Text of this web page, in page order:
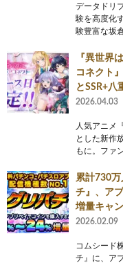
データドリ
験を高度化
験豊富な坂
『異世界
コネクト
とSSR+八
2026.04.03
人気アニメ
とした新作
もに。ファ
累計730
チ』、ア
増量キャ
2026.02.09
コムシード
チ』に、ア